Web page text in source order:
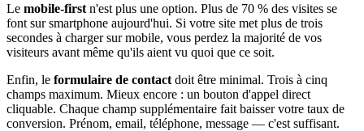
Le mobile-first n'est plus une option. Plus de 70 % des visites se
font sur smartphone aujourd'hui. Si votre site met plus de trois
secondes à charger sur mobile, vous perdez la majorité de vos
visiteurs avant même qu'ils aient vu quoi que ce soit.
Enfin, le formulaire de contact doit être minimal. Trois à cinq
champs maximum. Mieux encore : un bouton d'appel direct
cliquable. Chaque champ supplémentaire fait baisser votre taux de
conversion. Prénom, email, téléphone, message — c'est suffisant.